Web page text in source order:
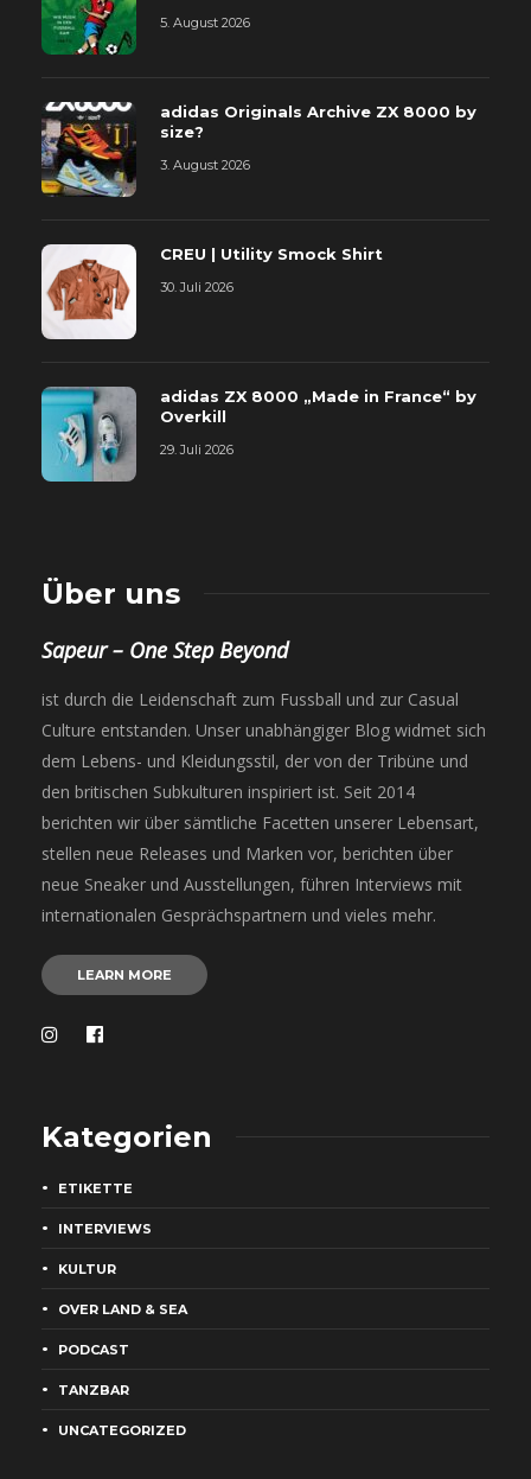
5. August 2026
adidas Originals Archive ZX 8000 by
size?
3. August 2026
CREU | Utility Smock Shirt
30. Juli 2026
adidas ZX 8000 „Made in France“ by
Overkill
29. Juli 2026
Über uns
Sapeur – One Step Beyond
ist durch die Leidenschaft zum Fussball und zur Casual
Culture entstanden. Unser unabhängiger Blog widmet sich
dem Lebens- und Kleidungsstil, der von der Tribüne und
den britischen Subkulturen inspiriert ist. Seit 2014
berichten wir über sämtliche Facetten unserer Lebensart,
stellen neue Releases und Marken vor, berichten über
neue Sneaker und Ausstellungen, führen Interviews mit
internationalen Gesprächspartnern und vieles mehr.
LEARN MORE
Kategorien
ETIKETTE
INTERVIEWS
KULTUR
OVER LAND & SEA
PODCAST
TANZBAR
UNCATEGORIZED